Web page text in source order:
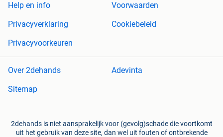
Help en info
Voorwaarden
Privacyverklaring
Cookiebeleid
Privacyvoorkeuren
Over 2dehands
Adevinta
Sitemap
2dehands is niet aansprakelijk voor (gevolg)schade die voortkomt
uit het gebruik van deze site, dan wel uit fouten of ontbrekende